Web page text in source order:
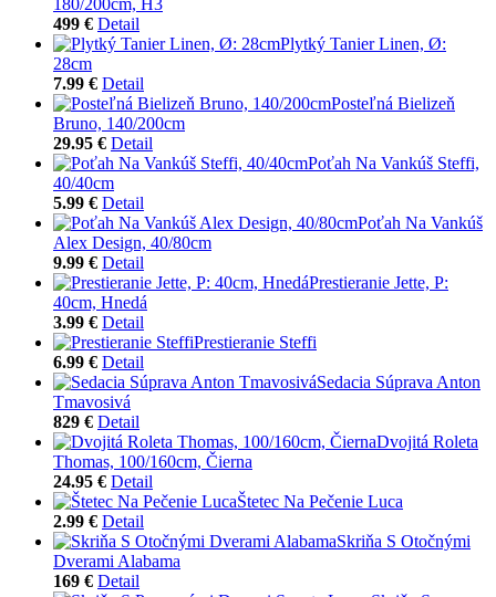
499 € Detail
Plytký Tanier Linen, Ø:
28cm
7.99 € Detail
Posteľná Bielizeň
Bruno, 140/200cm
29.95 € Detail
Poťah Na Vankúš Steffi,
40/40cm
5.99 € Detail
Poťah Na Vankúš
Alex Design, 40/80cm
9.99 € Detail
Prestieranie Jette, P:
40cm, Hnedá
3.99 € Detail
Prestieranie Steffi
6.99 € Detail
Sedacia Súprava Anton
Tmavosivá
829 € Detail
Dvojitá Roleta
Thomas, 100/160cm, Čierna
24.95 € Detail
Štetec Na Pečenie Luca
2.99 € Detail
Skriňa S Otočnými
Dverami Alabama
169 € Detail